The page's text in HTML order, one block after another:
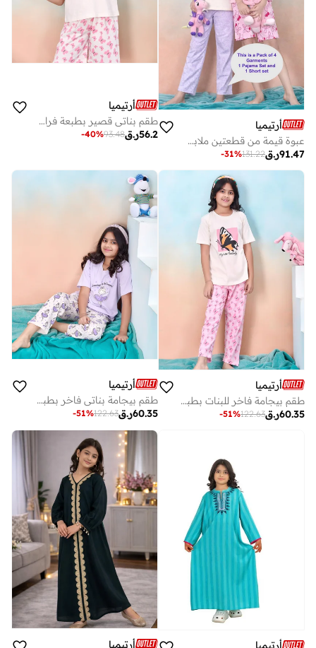
أرتيميا
عبوة قيمة من قطعتين ملابس نوم - طقم بيجامة فتيات فاخر بطبعة حلم اليونيكورن وطقم شورت فتيات فاخر بطبعة فيونكة جميلة قطع - بلوزة و بنطلون
ر.ق91.47
131.22
-31%
أرتيميا
طقم بناتي قصير بطبعة فراشة
ر.ق56.2
93.48
-40%
أرتيميا
طقم بيجامة فاخر للبنات بطبعة فراشة
ر.ق60.35
122.63
-51%
أرتيميا
طقم بيجامة بناتي فاخر بطبعة باليرينا راقصة
ر.ق60.35
122.63
-51%
أرتيميا أرتيميا